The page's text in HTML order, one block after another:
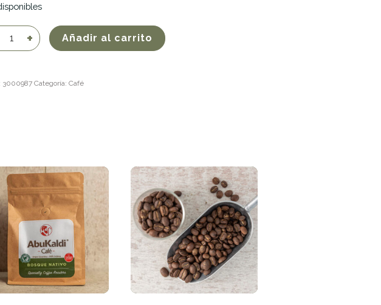
Añadir al carrito
3000987 Categoría: Café